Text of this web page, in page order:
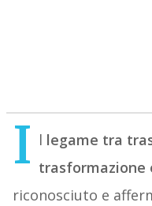
I l legame tra
trasformazione
riconosciuto e